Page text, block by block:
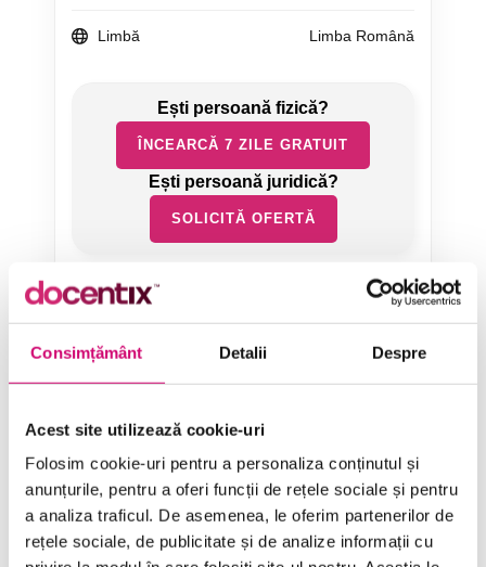
Consimțământ Detalii Despre
Acest site utilizează cookie-uri
Folosim cookie-uri pentru a personaliza conținutul și
anunțurile, pentru a oferi funcții de rețele sociale și pentru
a analiza traficul. De asemenea, le oferim partenerilor de
rețele sociale, de publicitate și de analize informații cu
Limbă Limba Română
ÎNCEARCĂ 7 ZILE GRATUIT
SOLICITĂ OFERTĂ
Categorii de Cursuri
Comunicare
Dezvoltare personală și profesională